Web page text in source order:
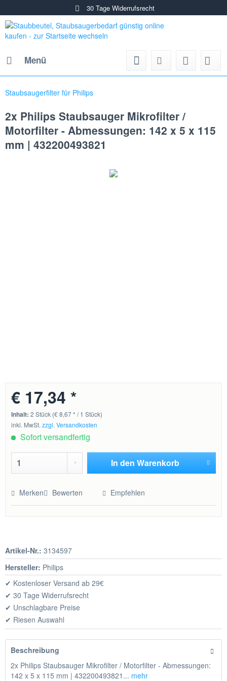
30 Tage Widerrufsrecht
Menü
Staubsaugerfilter für Philips
2x Philips Staubsauger Mikrofilter /
Motorfilter - Abmessungen: 142 x 5 x 115
mm | 432200493821
€ 17,34 *
Inhalt:2 Stück (€ 8,67 * / 1 Stück)
inkl. MwSt.zzgl. Versandkosten
Sofort versandfertig
In den Warenkorb
Merken Bewerten Empfehlen
Artikel-Nr.: 3134597
Hersteller: Philips
✔ Kostenloser Versand ab 29€
✔ 30 Tage Widerrufsrecht
✔ Unschlagbare Preise
✔ Riesen Auswahl
Beschreibung
2x Philips Staubsauger Mikrofilter / Motorfilter - Abmessungen:
142 x 5 x 115 mm | 432200493821... mehr